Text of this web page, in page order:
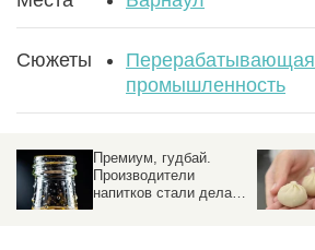
Сюжеты
Перерабатывающая
промышленность
Премиум, гудбай.
Производители
напитков стали делать